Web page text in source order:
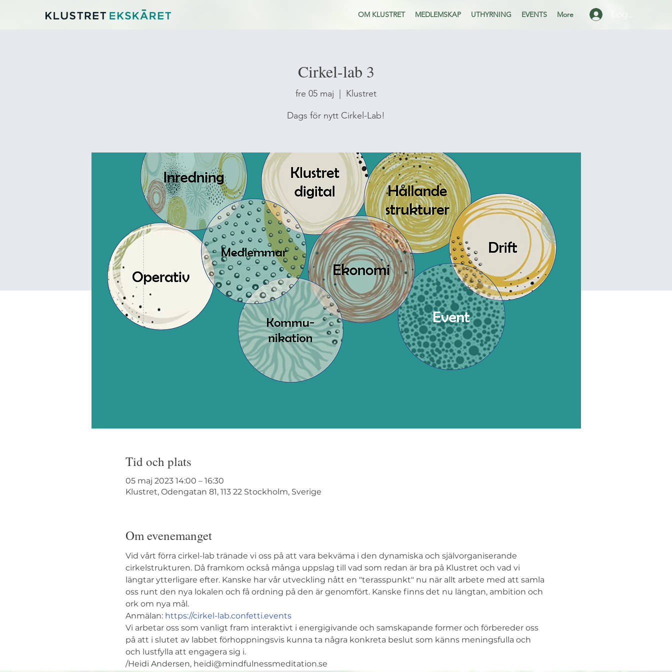
OM KLUSTRET MEDLEMSKAP UTHYRNING EVENTS More
Cirkel-lab 3
fre 05 maj
Klustret
Dags för nytt Cirkel-Lab!
Tid och plats
05 maj 2023 14:00 – 16:30
Klustret, Odengatan 81, 113 22 Stockholm, Sverige
Om evenemanget
Vid vårt förra cirkel-lab tränade vi oss på att vara bekväma i den dynamiska och självorganiserande
cirkelstrukturen. Då framkom också många uppslag till vad som redan är bra på Klustret och vad vi
längtar ytterligare efter. Kanske har vår utveckling nått en "terasspunkt" nu när allt arbete med att samla
oss runt den nya lokalen och få ordning på den är genomfört. Kanske finns det nu längtan, ambition och
ork om nya mål.
Anmälan: https://cirkel-lab.confetti.events
Vi arbetar oss som vanligt fram interaktivt i energigivande och samskapande former och förbereder oss
på att i slutet av labbet förhoppningsvis kunna ta några konkreta beslut som känns meningsfulla och
och lustfylla att engagera sig i.
/Heidi Andersen, heidi@mindfulnessmeditation.se